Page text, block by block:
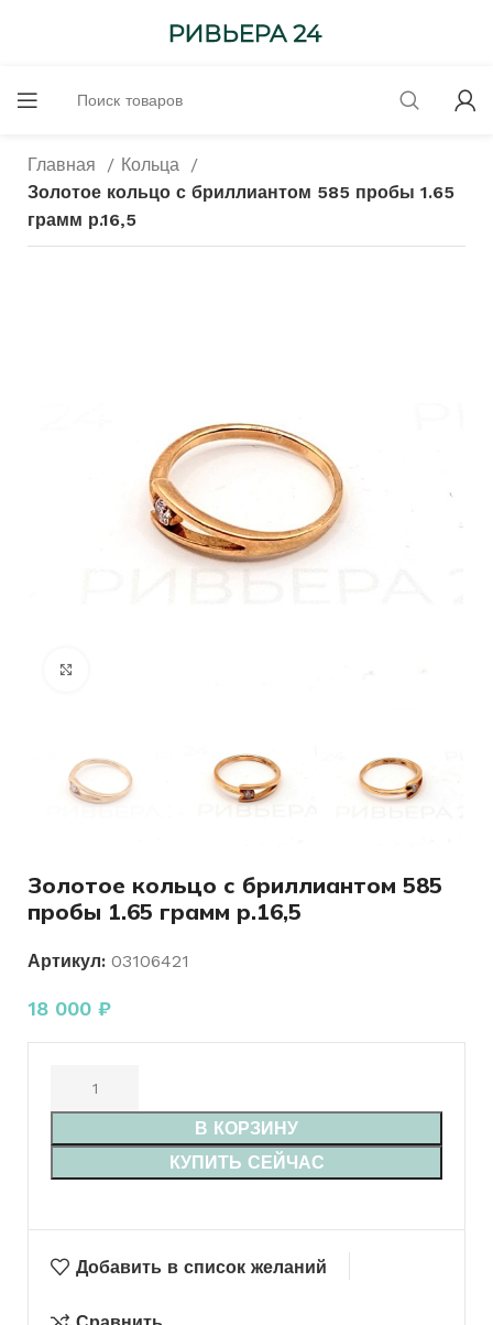
Главная
Кольца
Золотое кольцо с бриллиантом 585 пробы 1.65
грамм р.16,5
Золотое кольцо с бриллиантом 585
пробы 1.65 грамм р.16,5
Артикул: 03106421
18 000 ₽
В КОРЗИНУ
КУПИТЬ СЕЙЧАС
Добавить в список желаний